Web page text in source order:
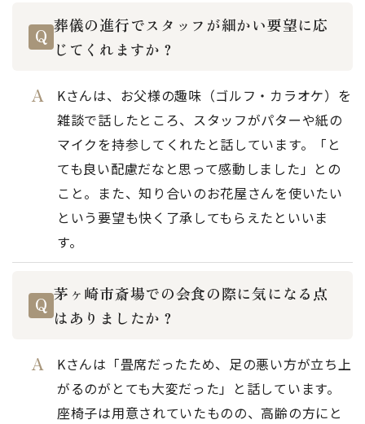
葬儀の進行でスタッフが細かい要望に応
じてくれますか？
Kさんは、お父様の趣味（ゴルフ・カラオケ）を
雑談で話したところ、スタッフがパターや紙の
マイクを持参してくれたと話しています。「と
ても良い配慮だなと思って感動しました」との
こと。また、知り合いのお花屋さんを使いたい
という要望も快く了承してもらえたといいま
す。
茅ヶ崎市斎場での会食の際に気になる点
はありましたか？
Kさんは「畳席だったため、足の悪い方が立ち上
がるのがとても大変だった」と話しています。
座椅子は用意されていたものの、高齢の方にと